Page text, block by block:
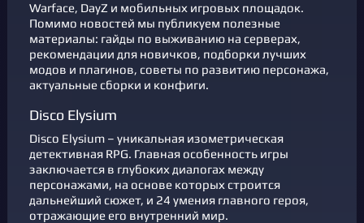
Warface, DayZ и мобильных игровых площадок.
Помимо новостей мы публикуем полезные
материалы: гайды по выживанию на серверах,
рекомендации для новичков, подборки лучших
модов и плагинов, советы по развитию персонажа,
актуальные сборки и конфиги.
Disco Elysium
Disco Elysium – уникальная изометрическая
детективная RPG. Главная особенность игры
заключается в глубоких диалогах между
персонажами, на основе которых строится
дальнейший сюжет, и 24 умения главного героя,
отражающие его внутренний мир.